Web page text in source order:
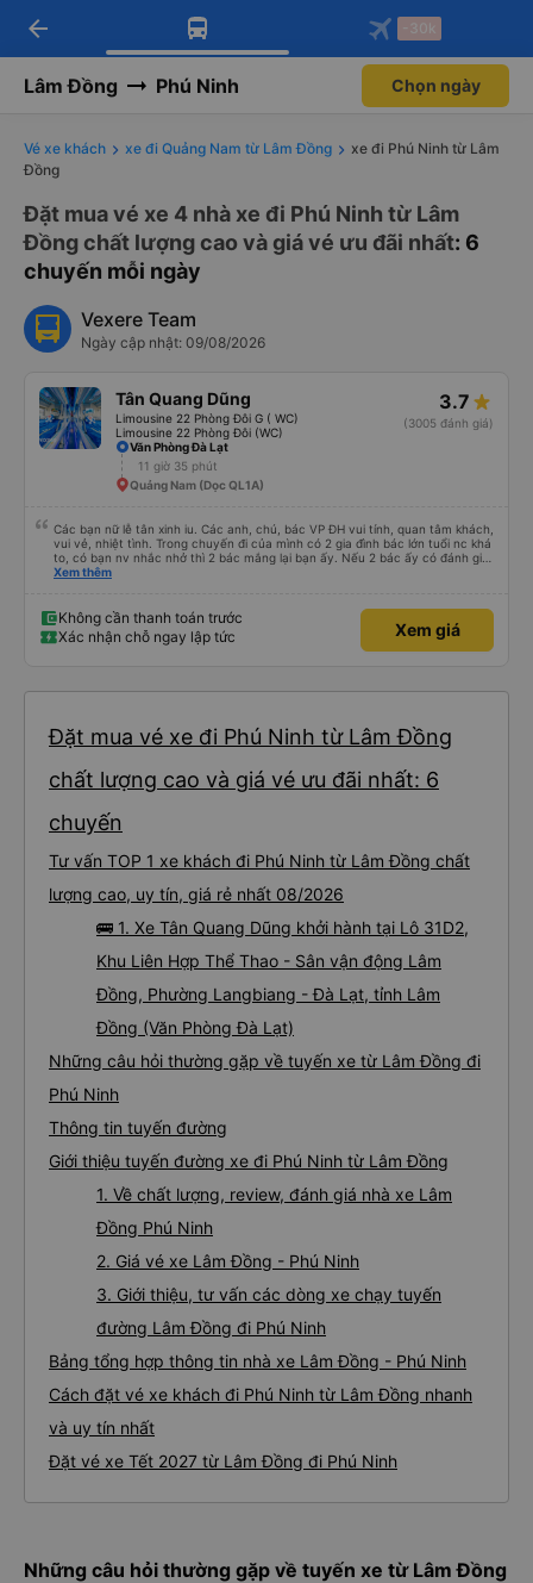
Tải app Vexere ngay!
Nhận ưu đãi thành viên độc
Mở app
Tải app Vexere
-30k/ghế khi đặt vé máy bay qua
Mở app
arrow_back -30k
Lâm Đồng Phú Ninh Chọn ngày
Vé xe khách xe đi Quảng Nam từ Lâm Đồng
xe đi Phú Ninh từ Lâm
Đồng
Đặt mua vé xe 4 nhà xe đi Phú Ninh từ Lâm
Đồng chất lượng cao và giá vé ưu đãi nhất: 6
chuyến mỗi ngày
Vexere Team
Ngày cập nhật: 09/08/2026
Tân Quang Dũng
Limousine 22 Phòng Đôi G ( WC)
Limousine 22 Phòng Đôi (WC)
3.7
(3005 đánh giá)
Văn Phòng Đà Lạt
11 giờ 35 phút
Quảng Nam (Dọc QL1A)
Các bạn nữ lễ tân xinh iu. Các anh, chú, bác VP ĐH vui tính, quan tâm khách,
vui vẻ, nhiệt tình. Trong chuyến đi của mình có 2 gia đình bác lớn tuổi nc khá
to, có bạn nv nhắc nhở thì 2 bác mắng lại bạn ấy. Nếu 2 bác ấy có đánh giá
xấu thì mình ngược lại nha. Bạn ấy nhắc nhở rất đúng. 2 bác nói rất to. To
bạn ấy nha. Nếu bạn ấy bị trừ thì bảo bạn ấy liên hệ sđt của mình, mình hỗ
trợ ạ. Số mình đuôi 666, chuyến ĐH-NT ngày 16/1. À các bạn nữ lễ tân xinh
iu còn đổi cho mình phòng đơn sang đôi xong còn note là (một mình) yêu
Xem thêm
Không cần thanh toán trước
Xác nhận chỗ ngay lập tức
Xem giá
Đặt mua vé xe đi Phú Ninh từ Lâm Đồng
chất lượng cao và giá vé ưu đãi nhất: 6
chuyến
Tư vấn TOP 1 xe khách đi Phú Ninh từ Lâm Đồng chất
lượng cao, uy tín, giá rẻ nhất 08/2026
🚌 1. Xe Tân Quang Dũng khởi hành tại Lô 31D2,
Khu Liên Hợp Thể Thao - Sân vận động Lâm
Đồng, Phường Langbiang - Đà Lạt, tỉnh Lâm
Đồng (Văn Phòng Đà Lạt)
Những câu hỏi thường gặp về tuyến xe từ Lâm Đồng đi
Phú Ninh
Thông tin tuyến đường
Giới thiệu tuyến đường xe đi Phú Ninh từ Lâm Đồng
1. Về chất lượng, review, đánh giá nhà xe Lâm
Đồng Phú Ninh
2. Giá vé xe Lâm Đồng - Phú Ninh
3. Giới thiệu, tư vấn các dòng xe chạy tuyến
đường Lâm Đồng đi Phú Ninh
Bảng tổng hợp thông tin nhà xe Lâm Đồng - Phú Ninh
Cách đặt vé xe khách đi Phú Ninh từ Lâm Đồng nhanh
và uy tín nhất
Đặt vé xe Tết 2027 từ Lâm Đồng đi Phú Ninh
Những câu hỏi thường gặp về tuyến xe từ Lâm Đồng